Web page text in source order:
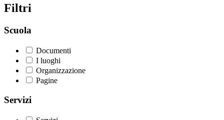
Filtri
Scuola
Documenti
I luoghi
Organizzazione
Pagine
Servizi